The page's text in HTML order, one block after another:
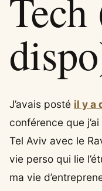
J’avais posté il y a
conférence que
Tel Aviv avec le
vie perso qui lie
ma vie